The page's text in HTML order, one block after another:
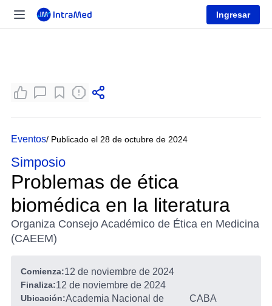
Ingresar
Eventos/ Publicado el 28 de octubre de 2024
Simposio
Problemas de ética
biomédica en la literatura
Organiza Consejo Académico de Ética en Medicina
(CAEEM)
Comienza:12 de noviembre de 2024
Finaliza:12 de noviembre de 2024
Ubicación:Academia Nacional de
CABA